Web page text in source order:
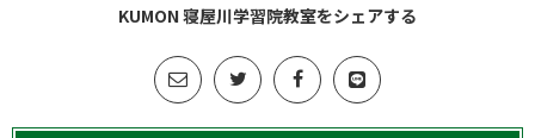
KUMON 寝屋川学習院教室をシェアする